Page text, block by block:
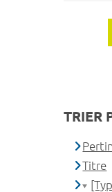
TRIER
Titre